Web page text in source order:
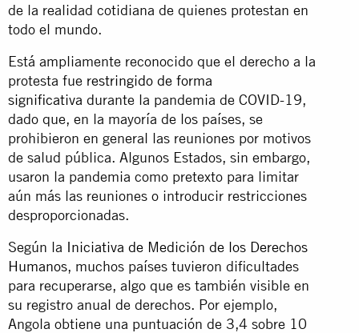
de la realidad cotidiana de quienes protestan en
todo el mundo.
Está ampliamente reconocido que el derecho a la
protesta fue restringido de forma
significativa durante la pandemia de COVID-19,
dado que, en la mayoría de los países, se
prohibieron en general las reuniones por motivos
de salud pública. Algunos Estados, sin embargo,
usaron la pandemia como pretexto para limitar
aún más las reuniones o introducir restricciones
desproporcionadas.
Según la Iniciativa de Medición de los Derechos
Humanos, muchos países tuvieron dificultades
para recuperarse, algo que es también visible en
su registro anual de derechos. Por ejemplo,
Angola obtiene una puntuación de 3,4 sobre 10